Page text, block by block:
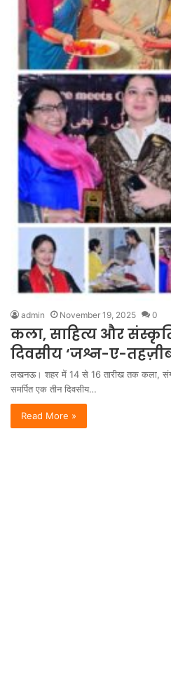
admin November 19, 2025 0
कला, साहित्य और
दिवसीय ‘जश्न-ए-
लखनऊ। शहर में 14 से 16 तारीख तक कला,
समर्पित एक तीन दिवसीय…
Read More »